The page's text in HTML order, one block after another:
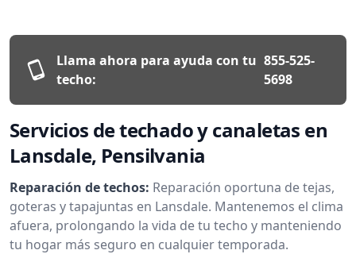
Llama ahora para ayuda con tu
techo:
855-525-
5698
Servicios de techado y canaletas en
Lansdale, Pensilvania
Reparación de techos: Reparación oportuna de tejas,
goteras y tapajuntas en Lansdale. Mantenemos el clima
afuera, prolongando la vida de tu techo y manteniendo
tu hogar más seguro en cualquier temporada.